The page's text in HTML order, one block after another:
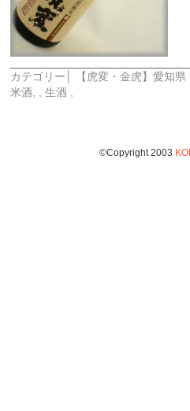
カテゴリー│
【虎変・金虎】愛知
米酒, , 生酒 ,
©Copyright 2003